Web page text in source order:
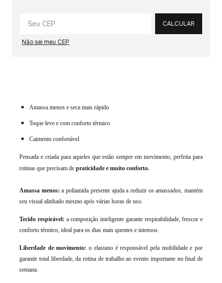
Alterar CEP
CALCULAR
Não sei meu CEP
Amassa menos e seca mais rápido
Toque leve e com conforto térmico
Caimento confortável
Pensada e criada para aqueles que estão sempre em movimento, perfeita para
rotinas que precisam de praticidade e muito conforto.
Amassa menos: a poliamida presente ajuda a reduzir os amassados, mantém
seu visual alinhado mesmo após várias horas de uso.
Tecido respirável: a composição inteligente garante respirabilidade, frescor e
conforto térmico, ideal para os dias mais quentes e intensos.
Liberdade de movimento: o elastano é responsável pela mobilidade e por
garantir total liberdade, da rotina de trabalho ao evento importante no final de
semana.